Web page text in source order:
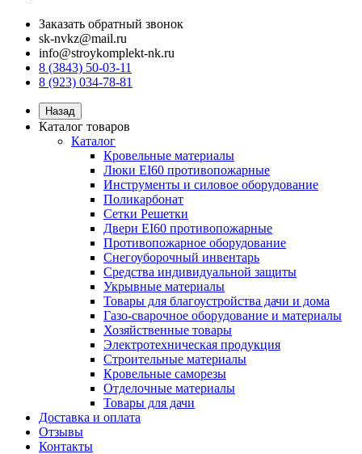
Заказать обратный звонок
sk-nvkz@mail.ru
info@stroykomplekt-nk.ru
8 (3843) 50-03-11
8 (923) 034-78-81
Назад
Каталог товаров
Каталог
Кровельные материалы
Люки EI60 противопожарные
Инструменты и силовое оборудование
Поликарбонат
Сетки Решетки
Двери EI60 противопожарные
Противопожарное оборудование
Снегоуборочный инвентарь
Средства индивидуальной защиты
Укрывные материалы
Товары для благоустройства дачи и дома
Газо-сварочное оборудование и материалы
Хозяйственные товары
Электротехническая продукция
Строительные материалы
Кровельные саморезы
Отделочные материалы
Товары для дачи
Доставка и оплата
Отзывы
Контакты